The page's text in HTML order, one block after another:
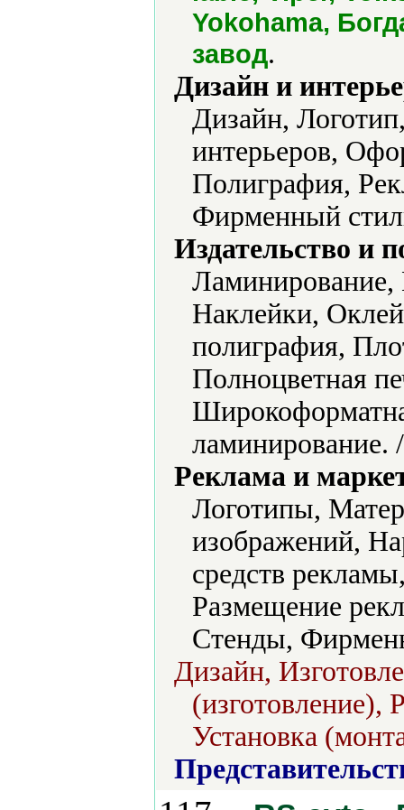
Yokohama,
завод.
Дизайн и
Дизайн,
интерьеров,
Полиграфия,
Фирменный
Издательство и
Наклейки,
полиграфия,
Полноцветная
ламинирование.
Реклама и
Логотипы,
изображений,
средств
Размещение
Стенды,
Дизайн,
(изготовление),
Установка